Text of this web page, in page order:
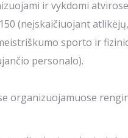
ir vykdomi
(neįskaičiuojant
sporto ir
personalo).
organizuojamuose